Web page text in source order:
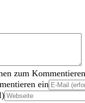
zum
ein